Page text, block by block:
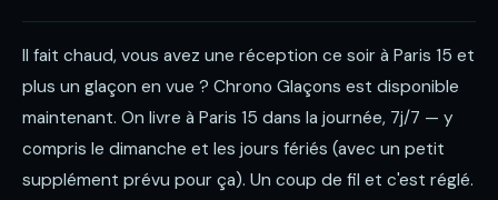
Il fait chaud, vous avez une réception ce soir à Paris 15 et
plus un glaçon en vue ? Chrono Glaçons est disponible
maintenant. On livre à Paris 15 dans la journée, 7j/7 — y
compris le dimanche et les jours fériés (avec un petit
supplément prévu pour ça). Un coup de fil et c'est réglé.